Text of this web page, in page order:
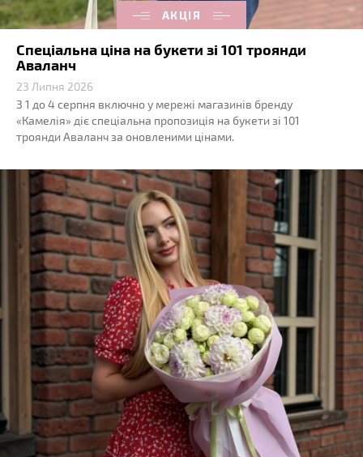
АКЦІЯ
Спеціальна ціна на букети зі 101 троянди
Аваланч
23 Липня 2026
З 1 до 4 серпня включно у мережі магазинів бренду
«Камелія» діє спеціальна пропозиція на букети зі 101
троянди Аваланч за оновленими цінами.